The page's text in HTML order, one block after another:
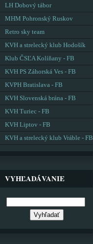
LH Dobový tábor
MHM Pohronský Ruskov
Retro sky team
KVH a strelecký klub Hodošík
Klub ČSĽA Kolíňany - FB
KVH PS Záhorská Ves - FB
KVPH Bratislava - FB
KVH Slovenská brána - FB
KVH Turiec - FB
KVH Liptov - FB
KVH a strelecký klub Vráble - FB
VYHĽADÁVANIE